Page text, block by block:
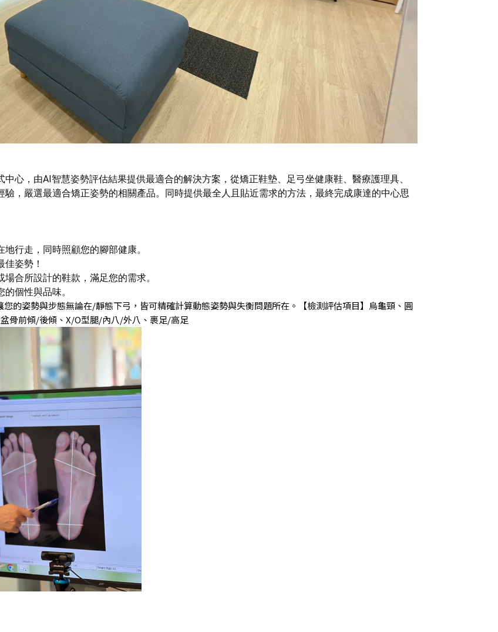
心， 由AI智慧姿勢評估結果提供最適合的解決方案，從矯正鞋墊、足弓坐健康鞋、醫療護理具、
，嚴選最適合矯正姿勢的相關產品。
同時提供最全人且貼近需求的方法，最終完成康達的中心思
行走，同時照顧您的腳部健康。
姿勢！
合所設計的鞋款，滿足您的需求。
個性與品味。
您的姿勢與步態無論在/靜態下弓， 皆可精確計算動態姿勢與失衡問題所在。 【檢測評估項目】 烏龜頸、 圓
盆骨前傾/後傾 、 X/O型腿/內八/外八 、 裹足/高足